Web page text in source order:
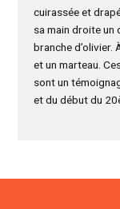
cuirassée et
sa main droite un
branche d’olivier.
et un marteau.
sont un
et du début du